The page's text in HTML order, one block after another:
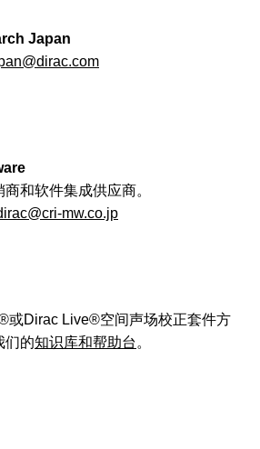
Japan
和软件集成供应商。
mw.co.jp
或Dirac Live®空间声场校正套件方
们的知识库和帮助台。